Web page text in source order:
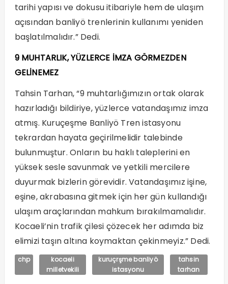
tarihi yapısı ve dokusu itibariyle hem de ulaşım
açısından banliyö trenlerinin kullanımı yeniden
başlatılmalıdır.” Dedi.
9 MUHTARLIK, YÜZLERCE İMZA GÖRMEZDEN
GELİNEMEZ
Tahsin Tarhan, “9 muhtarlığımızın ortak olarak
hazırladığı bildiriye, yüzlerce vatandaşımız imza
atmış. Kuruçeşme Banliyö Tren istasyonu
tekrardan hayata geçirilmelidir talebinde
bulunmuştur. Onların bu haklı taleplerini en
yüksek sesle savunmak ve yetkili mercilere
duyurmak bizlerin görevidir. Vatandaşımız işine,
eşine, akrabasına gitmek için her gün kullandığı
ulaşım araçlarından mahkum bırakılmamalıdır.
Kocaeli’nin trafik çilesi çözecek her adımda biz
elimizi taşın altına koymaktan çekinmeyiz.” Dedi.
chp
kocaeli
milletvekili
kuruçrşme banliyö
istasyonu
tahsin
tarhan